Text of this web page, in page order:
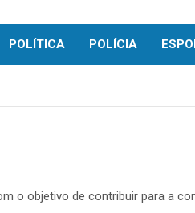
POLÍTICA POLÍCIA
o objetivo de contribuir para a